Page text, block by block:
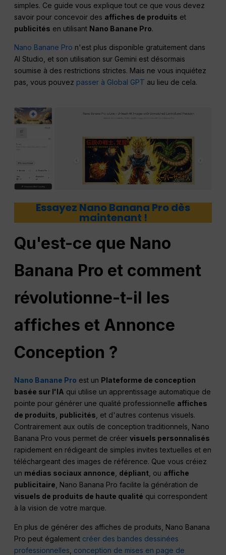
simples. Ce guide vous explique tout ce que vous devez
savoir pour concevoir des affiches de produits et
publicités en utilisant Nano Banane Pro.
Nano Banane Pro n'est plus disponible gratuitement dans
AI Studio, et son utilisation sur Gemini est désormais
soumise à des restrictions strictes. Mais ne vous inquiétez
pas, vous pouvez passer à Global GPT au lieu de cela.
Essayez Nano Banana Pro dès
maintenant !
Qu'est-ce que Nano
Banana Pro et comment
révolutionne-t-il les
affiches et Annonce
Conception ?
Nano Banane Pro est un Plateforme de conception
basée sur l'IA qui utilise un apprentissage automatique de
pointe pour générer une qualité professionnelle affiches
de produits, publicités, et d'autres contenus visuels.
Contrairement aux outils de conception traditionnels, Nano
Banana Pro vous permet de créervisuels personnalisés
rapidement en rédigeant de simples invites textuelles et en
téléchargeant des images de référence. Que vous créiez
un médias sociaux annonce, dépliant, ou affiche
publicitaire, Nano Banana Pro facilite la génération de
visuels de produits de haute qualité qui correspondent
à la vision de votre marque.
En plus de générer des affiches de produits, Nano Banana
Pro peut également créer des bandes dessinées
professionnelles conception de mises en page de